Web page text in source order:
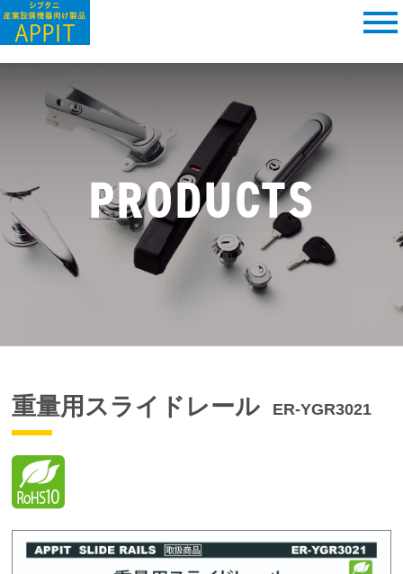
PRODUCTS
重量用スライドレール ER-YGR3021